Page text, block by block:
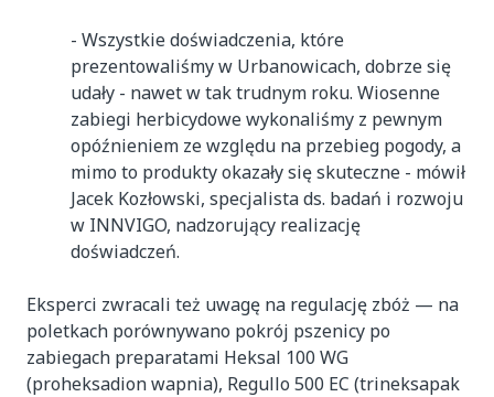
- Wszystkie doświadczenia, które
prezentowaliśmy w Urbanowicach, dobrze się
udały - nawet w tak trudnym roku. Wiosenne
zabiegi herbicydowe wykonaliśmy z pewnym
opóźnieniem ze względu na przebieg pogody, a
mimo to produkty okazały się skuteczne - mówił
Jacek Kozłowski, specjalista ds. badań i rozwoju
w INNVIGO, nadzorujący realizację
doświadczeń.
Eksperci zwracali też uwagę na regulację zbóż — na
poletkach porównywano pokrój pszenicy po
zabiegach preparatami Heksal 100 WG
(proheksadion wapnia), Regullo 500 EC (trineksapak